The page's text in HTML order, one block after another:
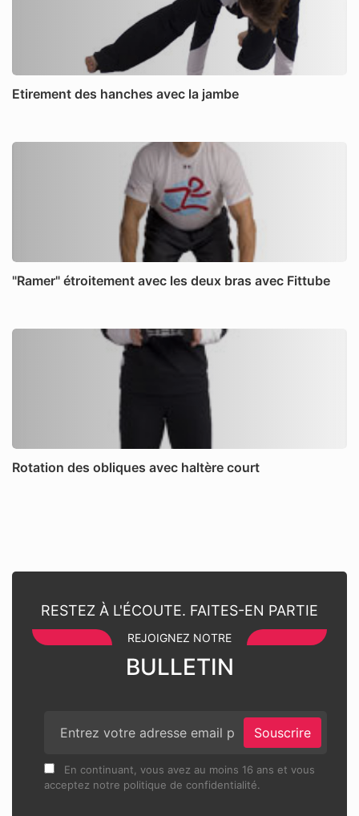
Etirement des hanches avec la jambe
"Ramer" étroitement avec les deux bras avec Fittube
Rotation des obliques avec haltère court
RESTEZ À L'ÉCOUTE. FAITES-EN PARTIE
REJOIGNEZ NOTRE
BULLETIN
Souscrire
En continuant, vous avez au moins 16 ans et vous
acceptez notre politique de confidentialité.